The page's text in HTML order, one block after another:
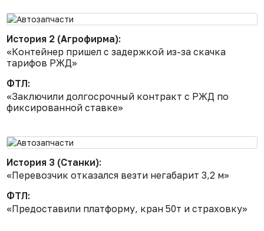
История 2 (Агрофирма):
«Контейнер пришел с задержкой из-за скачка
тарифов РЖД»
ФТЛ:
«Заключили долгосрочный контракт с РЖД по
фиксированной ставке»
История 3 (Станки):
«Перевозчик отказался везти негабарит 3,2 м»
ФТЛ:
«Предоставили платформу, кран 50т и страховку»